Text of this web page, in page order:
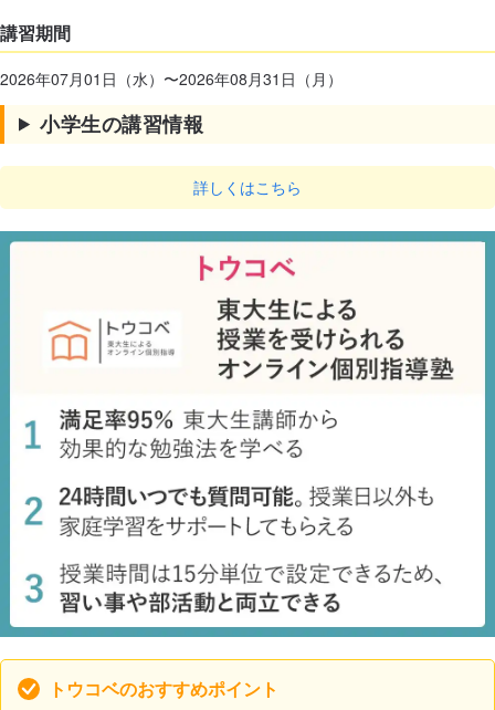
講習期間
2026年07月01日（水）〜2026年08月31日（月）
小学生の講習情報
詳しくはこちら
トウコベのおすすめポイント